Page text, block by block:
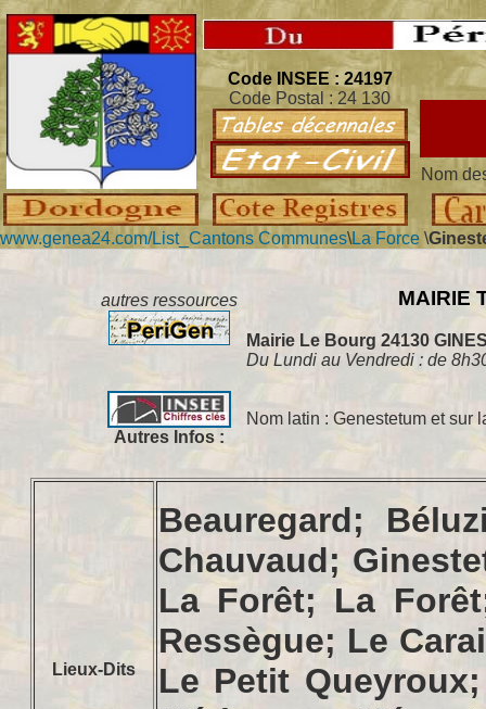
Code INSEE : 24197
Code Postal : 24 130
Nom
www.genea24.com/List_Cantons Communes\La Force \
autres ressources MAIRIE
Mairie Le Bourg 24130
Du Lundi au Vendredi : de
Autres Infos :
Nom latin : Genestetum et sur
Lieux-Dits
Beauregard;
Chauvaud;
La Forêt; La
Ressègue; Le
Le Petit